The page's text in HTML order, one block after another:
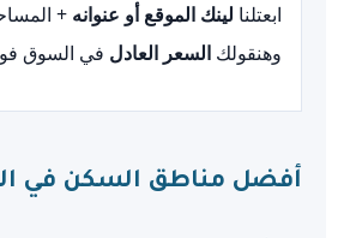
ابعتلنا لينك الموقع أو عنوانه +
وهنقولك السعر العادل في السوق
أفضل مناطق السكن في